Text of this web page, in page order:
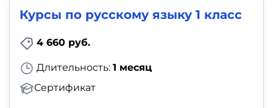
Курсы по русскому языку 1 класс
4 660 руб.
Длительность: 1 месяц
Сертификат